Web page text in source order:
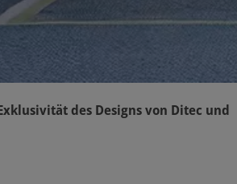
des Designs von Ditec und